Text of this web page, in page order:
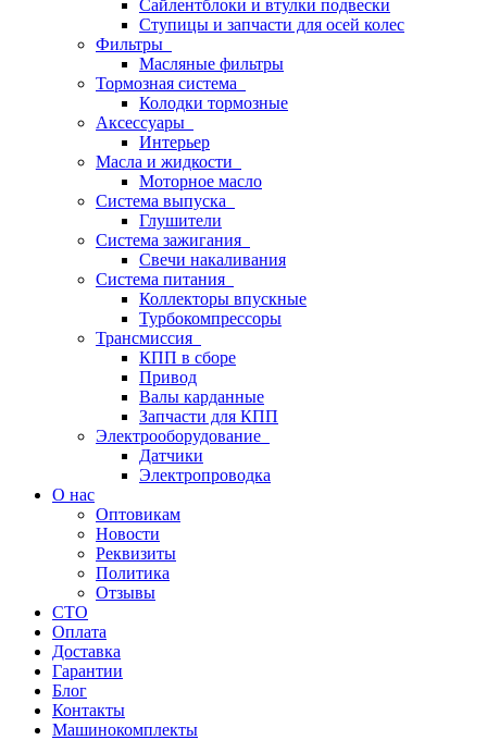
Сайлентблоки и втулки подвески
Ступицы и запчасти для осей колес
Фильтры
Масляные фильтры
Тормозная система
Колодки тормозные
Аксессуары
Интерьер
Масла и жидкости
Моторное масло
Система выпуска
Глушители
Система зажигания
Свечи накаливания
Система питания
Коллекторы впускные
Турбокомпрессоры
Трансмиссия
КПП в сборе
Привод
Валы карданные
Запчасти для КПП
Электрооборудование
Датчики
Электропроводка
О нас
Оптовикам
Новости
Реквизиты
Политика
Отзывы
СТО
Оплата
Доставка
Гарантии
Блог
Контакты
Машинокомплекты